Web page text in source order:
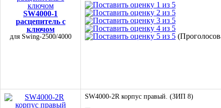
SW4000-1
расцепитель с
ключом
для Swing-2500/4000
SW4000-2R корпус правый. (ЗИП 8)